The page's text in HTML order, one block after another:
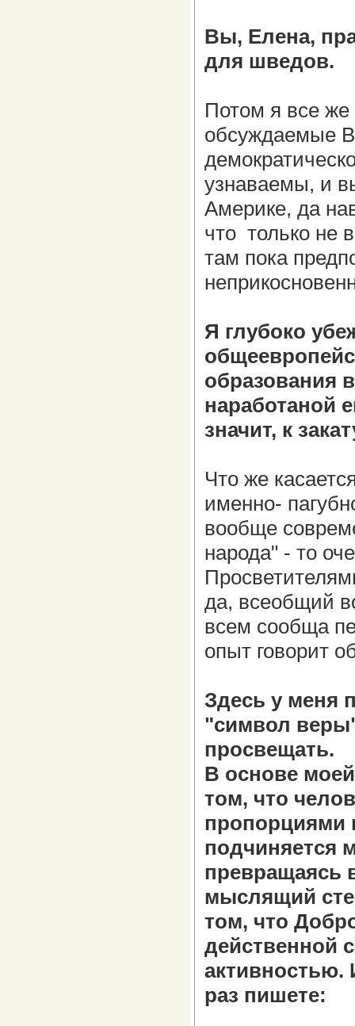
Вы, Елена,
для шведов.
Потом я все
обсуждаемые
узнаваемы, и
Америке, да
что только не
там пока
Я глубоко
образования
наработаной
значит, к
Что же
именно-
вообще
народа" - то
да, всеобщий
всем сообща
опыт говорит
Здесь у меня
"символ
просвещать.
В основе
том, что
пропорциями
подчиняется
превращаясь
мыслящий
том, что
действенной
активностью.
раз пишете: